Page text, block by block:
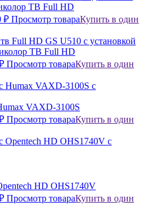
ТВ Full HD
₽ Просмотр товараКупить в один
ТВ Full HD
Просмотр товараКупить в один
VAXD-3100S
Просмотр товараКупить в один
HD OHS1740V
Просмотр товараКупить в один